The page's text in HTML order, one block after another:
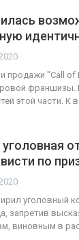
продажи "Call of
франшизы.
этой части.
по
уголовный
запретив
виновным в